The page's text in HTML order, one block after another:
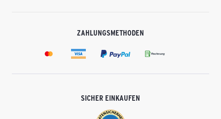
ZAHLUNGSMETHODEN
SICHER EINKAUFEN